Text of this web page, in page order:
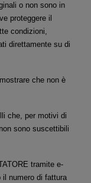
o non sono in
proteggere il
condizioni,
direttamente su di
che non è
che, per motivi di
sono suscettibili
tramite e-
il numero di fattura